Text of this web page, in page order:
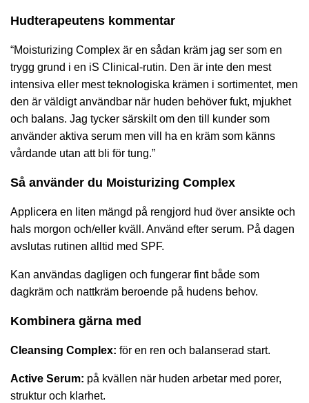
Hudterapeutens kommentar
“Moisturizing Complex är en sådan kräm jag ser som en
trygg grund i en iS Clinical-rutin. Den är inte den mest
intensiva eller mest teknologiska krämen i sortimentet, men
den är väldigt användbar när huden behöver fukt, mjukhet
och balans. Jag tycker särskilt om den till kunder som
använder aktiva serum men vill ha en kräm som känns
vårdande utan att bli för tung.”
Så använder du Moisturizing Complex
Applicera en liten mängd på rengjord hud över ansikte och
hals morgon och/eller kväll. Använd efter serum. På dagen
avslutas rutinen alltid med SPF.
Kan användas dagligen och fungerar fint både som
dagkräm och nattkräm beroende på hudens behov.
Kombinera gärna med
Cleansing Complex: för en ren och balanserad start.
Active Serum: på kvällen när huden arbetar med porer,
struktur och klarhet.